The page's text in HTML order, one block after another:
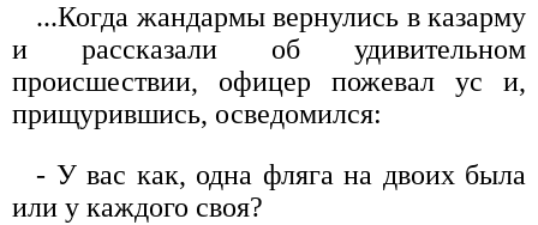
...Когда жандармы вернулись в казарму
и рассказали об удивительном
происшествии, офицер пожевал ус и,
прищурившись, осведомился:
- У вас как, одна фляга на двоих была
или у каждого своя?